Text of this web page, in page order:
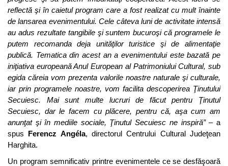
reflectă şi în caietul program care a fost realizat cu mult înainte
de lansarea evenimentului. Cele câteva luni de activitate intensă
au adus rezultate tangibile şi suntem bucuroşi că programele le
putem recomanda deja unităţilor turistice şi de alimentaţie
publică. Tematica din acest an a evenimentului este bazată pe
iniţiativa europeană Anul European al Patrimoniului Cultural, sub
egida căreia vom prezenta valorile noastre naturale şi culturale,
iar prin programele noastre, vom facilita descoperirea Ţinutului
Secuiesc. Mai sunt multe lucruri de făcut pentru Ţinutul
Secuiesc, dar le facem cu plăcere, pentru că, aşa cum am
anunţat şi în mediile sociale, Ţinutul Secuiesc ne inspiră”– a
spus Ferencz Angéla, directorul Centrului Cultural Judeţean
Harghita.
Un program semnificativ printre evenimentele ce se desfăşoară